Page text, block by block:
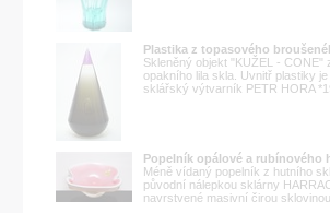
Plastika z topasového
Skleněný objekt "KUŽEL -
opakního lila skla. Uvnitř plastiky
sklářský výtvarník PETR HORA
Popelník opálové a rubínového
Méně vídaný popelník z hutního
původní nálepkou sklárny
navrstvené masivní čirou